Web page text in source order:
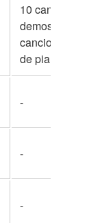
10 canciones de
demostración
canciones
de piano
-
-
-